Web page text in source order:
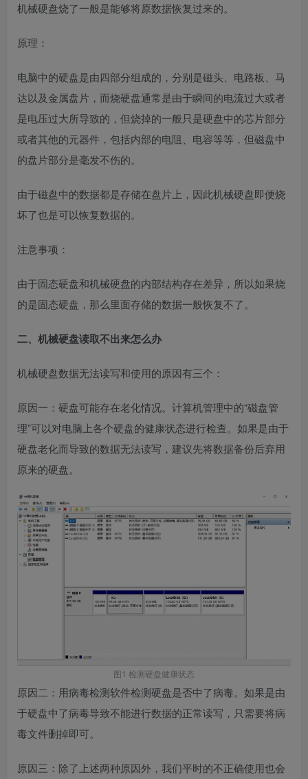
机械硬盘烧了一般是能够将原数据恢复过来的。
原理：
电脑中的硬盘是由四部分组成的，分别是磁头、电路板、马
达以及金属盘片，而烧硬盘通常是由于瞬间的电流过大或者
是电压过大所导致的，但烧掉的一般只是硬盘中的芯片部分
或者其他的元器件，包括内部的电阻、电容等等，但磁盘中
的盘片部分是毫发不伤的。
由于磁盘中的数据都是存储在盘片上，因此机械硬盘即便烧
坏了也是可以恢复数据的。
注意事项：
由于固态硬盘和机械硬盘的内部结构存在差异，所以如果烧
的是固态硬盘，那么里面存储的数据一般恢复不了。
二、机械硬盘读取不出来怎么办
机械硬盘数据无法读写和使用的原因有三个：
原因一：硬盘可能存在老化情况。计算机管理中的“磁盘管
理”可以对电脑上各个硬盘的健康状态进行检查。如果是由于
硬盘老化而导致的数据无法读写，建议先将数据备份后弃用
原来的硬盘。
图1 检测硬盘健康状态
原因二：用病毒检测软件检测硬盘是否中了病毒。如果是由
于硬盘中了病毒导致不能进行数据的正常读写，只需要将病
毒文件删掉即可。
原因三：除了上述两种原因外，我们平时的不正确使用也会